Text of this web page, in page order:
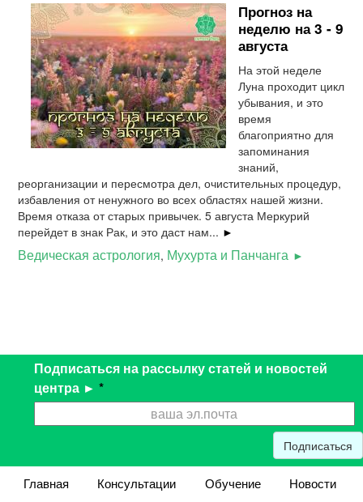
Прогноз на
неделю на 3 - 9
августа
На этой неделе
Луна проходит цикл
убывания, и это
время
благоприятно для
запоминания
знаний,
реорганизации и пересмотра дел, очистительных процедур,
избавления от ненужного во всех областях нашей жизни.
Время отказа от старых привычек. 5 августа Меркурий
перейдет в знак Рак, и это даст нам... ►
Ведическая астрология, Мухурта и Панчанга
Подписаться на рассылку статей и новостей
центра ► *
Подписаться
Главная Консультации Обучение
Новости